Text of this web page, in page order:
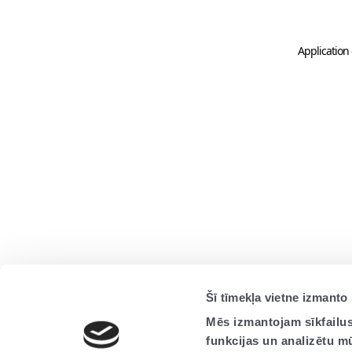
Šī tīmekļa vietne izmanto
Mēs izmantojam
funkcijas un analizētu
Application